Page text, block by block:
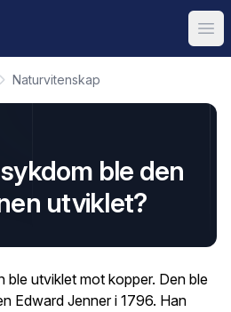
Naturvitenskap
ble den
utviklet?
ble utviklet mot kopper. Den ble
Edward Jenner i 1796. Han